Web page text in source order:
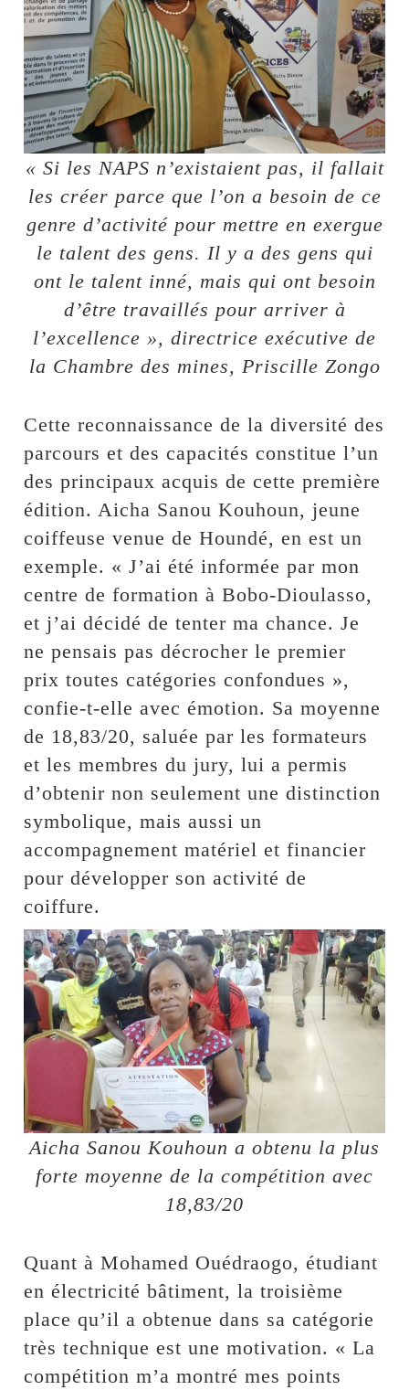
« Si les NAPS n’existaient pas, il fallait
les créer parce que l’on a besoin de ce
genre d’activité pour mettre en exergue
le talent des gens. Il y a des gens qui
ont le talent inné, mais qui ont besoin
d’être travaillés pour arriver à
l’excellence », directrice exécutive de
la Chambre des mines, Priscille Zongo
Cette reconnaissance de la diversité des
parcours et des capacités constitue l’un
des principaux acquis de cette première
édition. Aicha Sanou Kouhoun, jeune
coiffeuse venue de Houndé, en est un
exemple. « J’ai été informée par mon
centre de formation à Bobo-Dioulasso,
et j’ai décidé de tenter ma chance. Je
ne pensais pas décrocher le premier
prix toutes catégories confondues »,
confie-t-elle avec émotion. Sa moyenne
de 18,83/20, saluée par les formateurs
et les membres du jury, lui a permis
d’obtenir non seulement une distinction
symbolique, mais aussi un
accompagnement matériel et financier
pour développer son activité de
coiffure.
Aicha Sanou Kouhoun a obtenu la plus
forte moyenne de la compétition avec
18,83/20
Quant à Mohamed Ouédraogo, étudiant
en électricité bâtiment, la troisième
place qu’il a obtenue dans sa catégorie
très technique est une motivation. « La
compétition m’a montré mes points